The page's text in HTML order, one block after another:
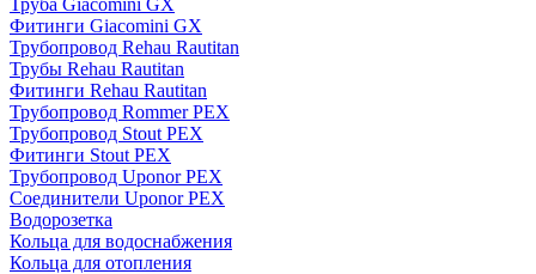
Фитинги Giacomini GX
Трубопровод Rehau Rautitan
Трубы Rehau Rautitan
Фитинги Rehau Rautitan
Трубопровод Rommer PEX
Трубопровод Stout PEX
Фитинги Stout PEX
Трубопровод Uponor PEX
Соединители Uponor PEX
Водорозетка
Кольца для водоснабжения
Кольца для отопления